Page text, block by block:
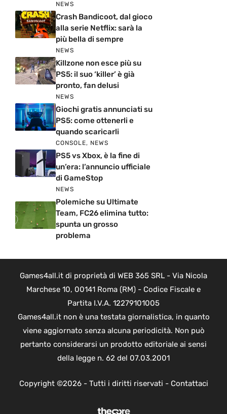
NEWS
Crash Bandicoot, dal gioco
alla serie Netflix: sarà la
più bella di sempre
NEWS
Killzone non esce più su
PS5: il suo ‘killer’ è già
pronto, fan delusi
NEWS
Giochi gratis annunciati su
PS5: come ottenerli e
quando scaricarli
CONSOLE, NEWS
PS5 vs Xbox, è la fine di
un’era: l’annuncio ufficiale
di GameStop
NEWS
Polemiche su Ultimate
Team, FC26 elimina tutto:
spunta un grosso
problema
Games4all.it di proprietà di WEB 365 SRL - Via Nicola
Marchese 10, 00141 Roma (RM) - Codice Fiscale e
Partita I.V.A. 12279101005
Games4all.it non è una testata giornalistica, in quanto
viene aggiornato senza alcuna periodicità. Non può
pertanto considerarsi un prodotto editoriale ai sensi
della legge n. 62 del 07.03.2001
Copyright ©2026 - Tutti i diritti riservati - Contattaci